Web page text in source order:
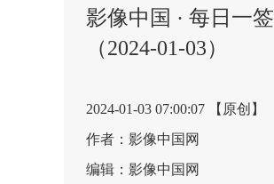
影像中国 · 每日一签
（2024-01-03）
2024-01-03 07:00:07 【原创】
作者：影像中国网
编辑：影像中国网